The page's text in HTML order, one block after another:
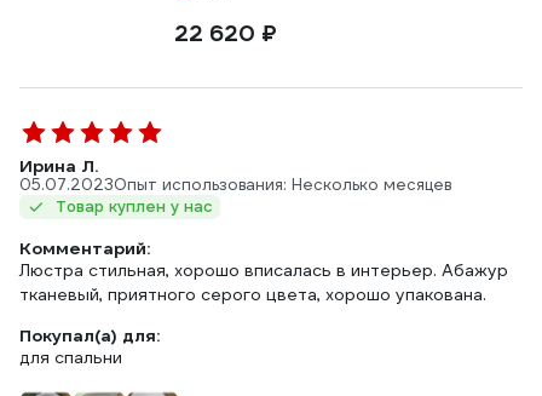
22 620 ₽
Ирина Л.
05.07.2023Опыт использования: Несколько месяцев
Товар куплен у нас
Комментарий:
Люстра стильная, хорошо вписалась в интерьер. Абажур
тканевый, приятного серого цвета, хорошо упакована.
Покупал(а) для:
для спальни